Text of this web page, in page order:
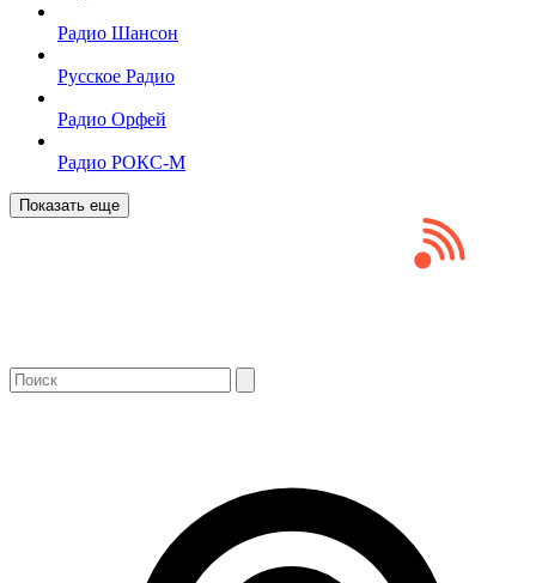
Радио Шансон
Русское Радио
Радио Орфей
Радио РОКС-М
Показать еще